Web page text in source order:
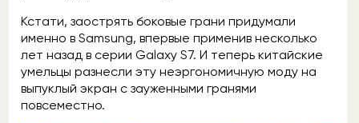
Кстати, заострять боковые грани придумали
именно в Samsung, впервые применив несколько
лет назад в серии Galaxy S7. И теперь китайские
умельцы разнесли эту неэргономичную моду на
выпуклый экран с зауженными гранями
повсеместно.